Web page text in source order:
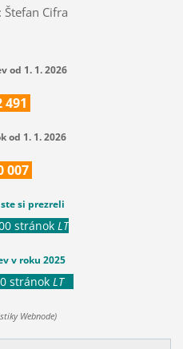
Štefan Cifra
od 1. 1. 2026
491
od 1. 1. 2026
007
si prezreli
stránok LT
v roku 2025
stránok LT
Webnode)